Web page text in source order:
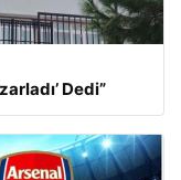
Dedi”